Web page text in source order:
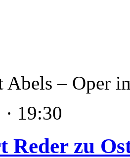
– Oper
19:30
Reder zu